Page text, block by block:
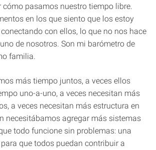
pasamos nuestro tiempo libre.
en los que siento que los estoy
con ellos, lo que no nos hace
de nosotros. Son mi barómetro de
familia.
más tiempo juntos, a veces ellos
uno-a-uno, a veces necesitan más
a veces necesitan más estructura en
necesitábamos agregar más sistemas
todo funcione sin problemas: una
que todos puedan contribuir a